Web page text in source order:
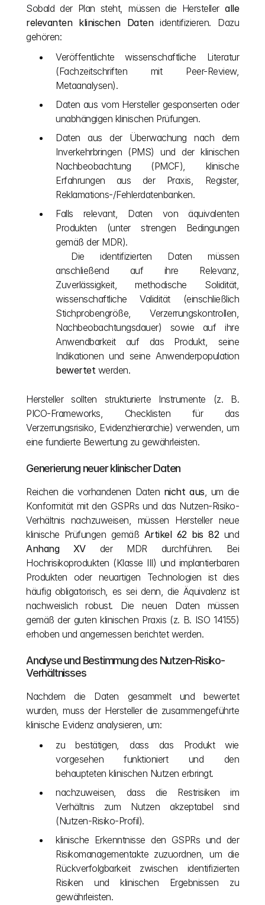
Sobald der Plan steht, müssen die Hersteller alle
relevanten klinischen Daten identifizieren. Dazu
gehören:
Veröffentlichte wissenschaftliche Literatur
(Fachzeitschriften mit Peer-Review,
Metaanalysen).
Daten aus vom Hersteller gesponserten oder
unabhängigen klinischen Prüfungen.
Daten aus der Überwachung nach dem
Inverkehrbringen (PMS) und der klinischen
Nachbeobachtung (PMCF), klinische
Erfahrungen aus der Praxis, Register,
Reklamations-/Fehlerdatenbanken.
Falls relevant, Daten von äquivalenten
Produkten (unter strengen Bedingungen
gemäß der MDR).
anschließend auf ihre Relevanz,
Zuverlässigkeit, methodische Solidität,
wissenschaftliche Validität (einschließlich
Stichprobengröße, Verzerrungskontrollen,
Nachbeobachtungsdauer) sowie auf ihre
Anwendbarkeit auf das Produkt, seine
bewertet werden.
Hersteller sollten strukturierte Instrumente (z. B.
PICO-Frameworks, Checklisten für das
Verzerrungsrisiko, Evidenzhierarchie) verwenden, um
eine fundierte Bewertung zu gewährleisten.
Generierung neuer klinischer Daten
Reichen die vorhandenen Daten nicht aus, um die
Konformität mit den GSPRs und das Nutzen-Risiko-
Verhältnis nachzuweisen, müssen Hersteller neue
klinische Prüfungen gemäß Artikel 62 bis 82
Anhang XV der MDR durchführen. Bei
Hochrisikoprodukten (Klasse III) und implantierbaren
Produkten oder neuartigen Technologien ist dies
häufig obligatorisch, es sei denn, die Äquivalenz ist
nachweislich robust. Die neuen Daten müssen
gemäß der guten klinischen Praxis (z. B. ISO 14155)
erhoben und angemessen berichtet werden.
Analyse und Bestimmung des Nutzen-Risiko-
Verhältnisses
Nachdem die Daten gesammelt und bewertet
wurden, muss der Hersteller die zusammengeführte
klinische Evidenz analysieren, um:
zu bestätigen, dass das Produkt wie
vorgesehen funktioniert und den
behaupteten klinischen Nutzen erbringt.
nachzuweisen, dass die Restrisiken im
Verhältnis zum Nutzen akzeptabel sind
(Nutzen-Risiko-Profil).
klinische Erkenntnisse den GSPRs und der
Risikomanagementakte zuzuordnen, um die
Rückverfolgbarkeit zwischen identifizierten
Risiken und klinischen Ergebnissen zu
gewährleisten.